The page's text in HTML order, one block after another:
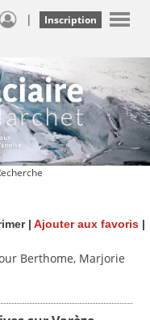
| Inscription
| Ajouter aux favoris |
Berthome, Marjorie